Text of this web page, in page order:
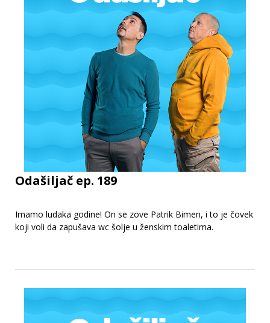
Odašiljač ep. 189
Imamo ludaka godine! On se zove Patrik Bimen, i to je čovek
koji voli da zapušava wc šolje u ženskim toaletima.